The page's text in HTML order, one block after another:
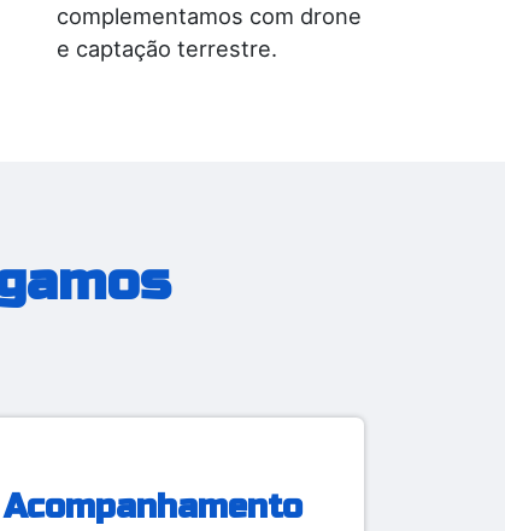
complementamos com drone
e captação terrestre.
Acompanhamento